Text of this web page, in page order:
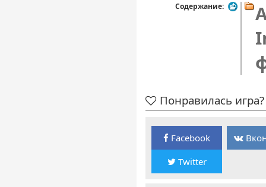
Содержание:
Понравилась
Facebook
Twitter